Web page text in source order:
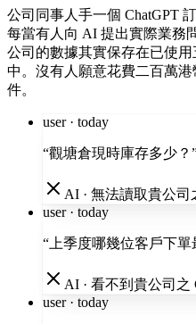
公司同事人手一個 ChatGPT
每當有人向 AI 提出實際業務
公司的數據其實保存在已使
中。沒有人願意花費二百萬
件。
user · today
“觀塘倉現時庫存多少？
AI · 無法讀取貴公司
user · today
“ 上季度哪幾位客戶下單
AI · 看不到貴公司之
user · today